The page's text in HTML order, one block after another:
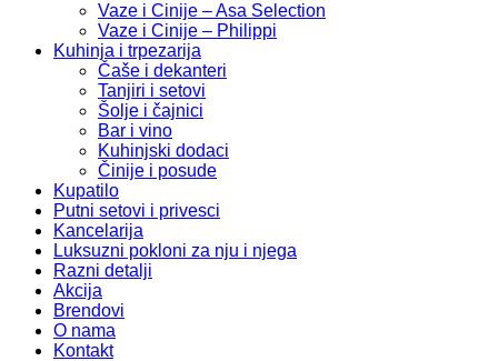
Vaze i Cinije – Asa Selection
Vaze i Cinije – Philippi
Kuhinja i trpezarija
Čaše i dekanteri
Tanjiri i setovi
Šolje i čajnici
Bar i vino
Kuhinjski dodaci
Činije i posude
Kupatilo
Putni setovi i privesci
Kancelarija
Luksuzni pokloni za nju i njega
Razni detalji
Akcija
Brendovi
O nama
Kontakt